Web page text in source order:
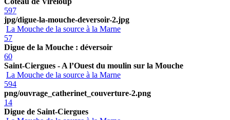
597
jpg/digue-la-mouche-deversoir-2.jpg
La Mouche de la source à la Marne
57
Digue de la Mouche : déversoir
60
Saint-Ciergues - A l’Ouest du moulin sur la Mouche
La Mouche de la source à la Marne
594
png/ouvrage_catherinet_couverture-2.png
14
Digue de Saint-Ciergues